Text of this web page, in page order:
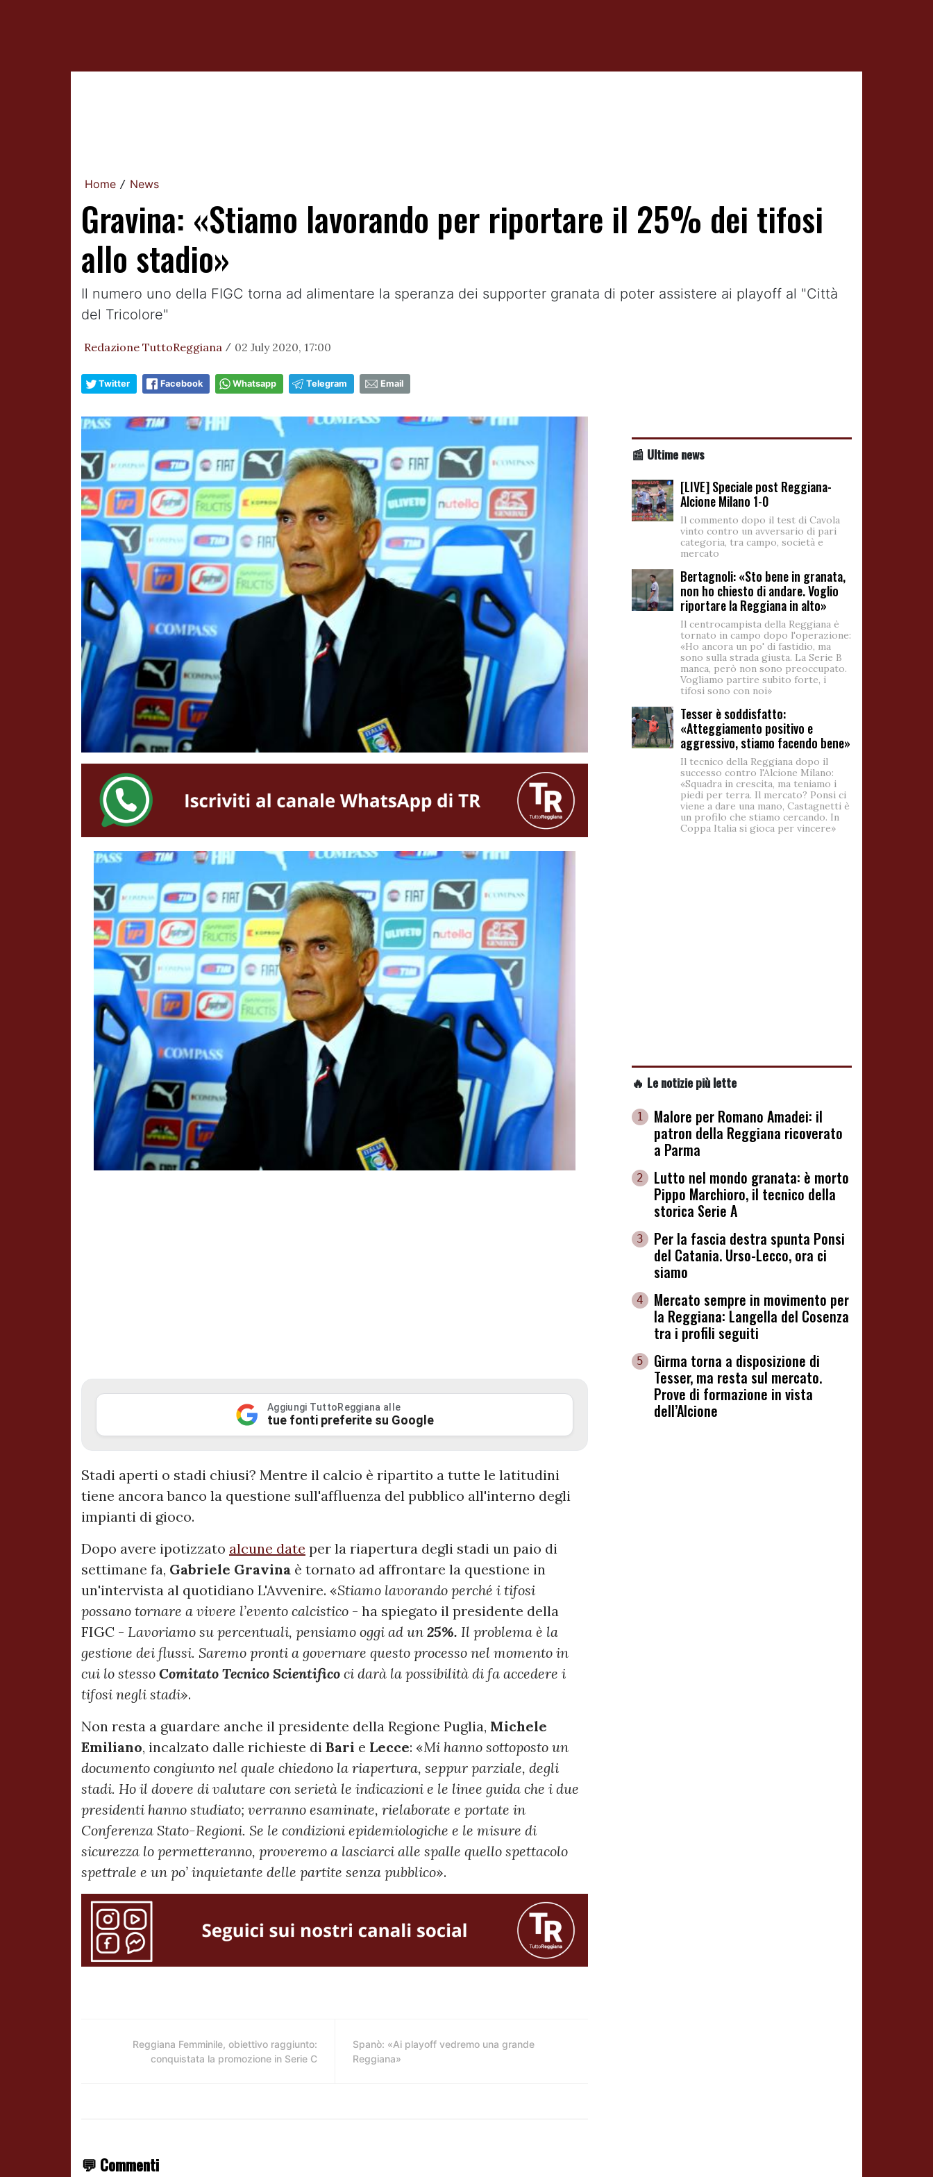
Home / News
Gravina: «Stiamo lavorando per riportare il 25% dei tifosi
allo stadio»
Il numero uno della FIGC torna ad alimentare la speranza dei supporter granata di poter assistere ai playoff al "Città
del Tricolore"
Redazione TuttoReggiana / 02 July 2020, 17:00
Twitter Facebook Whatsapp Telegram Email
Aggiungi TuttoReggiana alle
tue fonti preferite su Google
Stadi aperti o stadi chiusi? Mentre il calcio è ripartito a tutte le latitudini
tiene ancora banco la questione sull'affluenza del pubblico all'interno degli
impianti di gioco.
Dopo avere ipotizzato alcune date per la riapertura degli stadi un paio di
settimane fa, Gabriele Gravina è tornato ad affrontare la questione in
un'intervista al quotidiano L'Avvenire. «Stiamo lavorando perché i tifosi
possano tornare a vivere l’evento calcistico - ha spiegato il presidente della
FIGC - Lavoriamo su percentuali, pensiamo oggi ad un 25%. Il problema è la
gestione dei flussi. Saremo pronti a governare questo processo nel momento in
cui lo stesso Comitato Tecnico Scientifico ci darà la possibilità di fa accedere i
tifosi negli stadi».
Non resta a guardare anche il presidente della Regione Puglia, Michele
Emiliano, incalzato dalle richieste di Bari e Lecce: «Mi hanno sottoposto un
documento congiunto nel quale chiedono la riapertura, seppur parziale, degli
stadi. Ho il dovere di valutare con serietà le indicazioni e le linee guida che i due
presidenti hanno studiato; verranno esaminate, rielaborate e portate in
Conferenza Stato-Regioni. Se le condizioni epidemiologiche e le misure di
sicurezza lo permetteranno, proveremo a lasciarci alle spalle quello spettacolo
spettrale e un po’ inquietante delle partite senza pubblico».
Reggiana Femminile, obiettivo raggiunto:
conquistata la promozione in Serie C
Spanò: «Ai playoff vedremo una grande
Reggiana»
💬 Commenti
📰 Ultime news
[LIVE] Speciale post Reggiana-
Alcione Milano 1-0
Il commento dopo il test di Cavola
vinto contro un avversario di pari
categoria, tra campo, società e
mercato
Bertagnoli: «Sto bene in granata,
non ho chiesto di andare. Voglio
riportare la Reggiana in alto»
Il centrocampista della Reggiana è
tornato in campo dopo l'operazione:
«Ho ancora un po' di fastidio, ma
sono sulla strada giusta. La Serie B
manca, però non sono preoccupato.
Vogliamo partire subito forte, i
tifosi sono con noi»
Tesser è soddisfatto:
«Atteggiamento positivo e
aggressivo, stiamo facendo bene»
Il tecnico della Reggiana dopo il
successo contro l'Alcione Milano:
«Squadra in crescita, ma teniamo i
piedi per terra. Il mercato? Ponsi ci
viene a dare una mano, Castagnetti è
un profilo che stiamo cercando. In
Coppa Italia si gioca per vincere»
🔥 Le notizie più lette
1
Malore per Romano Amadei: il
patron della Reggiana ricoverato
a Parma
2
Lutto nel mondo granata: è morto
Pippo Marchioro, il tecnico della
storica Serie A
3
Per la fascia destra spunta Ponsi
del Catania. Urso-Lecco, ora ci
siamo
4
Mercato sempre in movimento per
la Reggiana: Langella del Cosenza
tra i profili seguiti
5
Girma torna a disposizione di
Tesser, ma resta sul mercato.
Prove di formazione in vista
dell’Alcione